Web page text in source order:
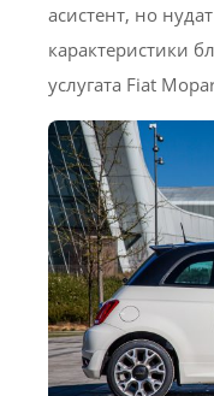
асистент, но
карактеристики
услугата Fiat